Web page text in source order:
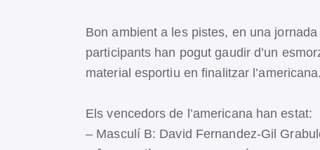
Bon ambient a les pistes, en una
participants han pogut gaudir d’un
material esportiu en finalitzar l’americana.
Els vencedors de l’americana han estat:
– Masculí B: David Fernandez-Gil